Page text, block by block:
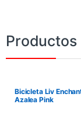
Bicicleta Liv
Azalea Pink